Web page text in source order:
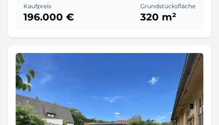
Kaufpreis
196.000 €
Grundstücksfläche
320 m²